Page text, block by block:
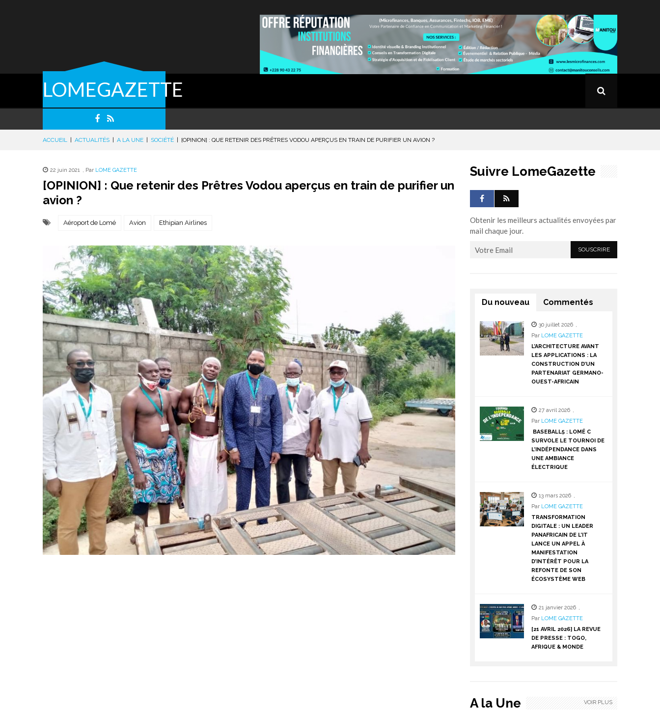
LOMEGAZETTE
ACCUEIL ACTUALITÉS A LA UNE SOCIÉTÉ [OPINION] : QUE RETENIR DES PRÊTRES VODOU APERÇUS EN TRAIN DE PURIFIER UN AVION ?
22 juin 2021 , Par LOME GAZETTE
[OPINION] : Que retenir des Prêtres Vodou aperçus en train de purifier un
avion ?
Aéroport de Lomé Avion Ethipian Airlines
Suivre LomeGazette
Obtenir les meilleurs actualités envoyées par
mail chaque jour.
Du nouveau Commentés
30 juillet 2026 ,
Par LOME GAZETTE
L’ARCHITECTURE AVANT
LES APPLICATIONS : LA
CONSTRUCTION D’UN
PARTENARIAT GERMANO-
OUEST-AFRICAIN
27 avril 2026 ,
Par LOME GAZETTE
BASEBALL5 : LOMÉ C
SURVOLE LE TOURNOI DE
L’INDÉPENDANCE DANS
UNE AMBIANCE
ÉLECTRIQUE
13 mars 2026 ,
Par LOME GAZETTE
TRANSFORMATION
DIGITALE : UN LEADER
PANAFRICAIN DE L’IT
LANCE UN APPEL À
MANIFESTATION
D’INTÉRÊT POUR LA
REFONTE DE SON
ÉCOSYSTÈME WEB
21 janvier 2026 ,
Par LOME GAZETTE
[21 AVRIL 2026] LA REVUE
DE PRESSE : TOGO,
AFRIQUE & MONDE
A la Une VOIR PLUS